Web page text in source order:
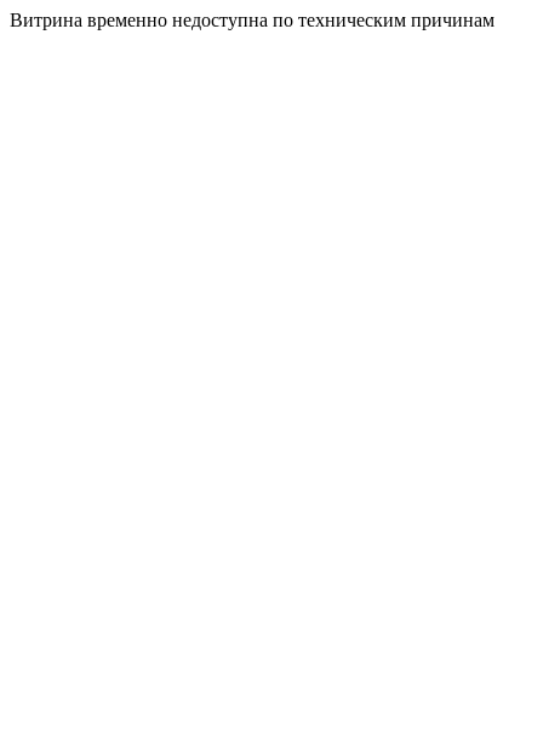
Витрина временно недоступна по техническим причинам